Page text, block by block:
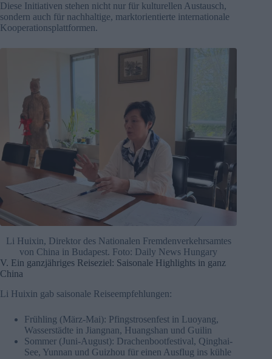
Diese Initiativen stehen nicht nur für kulturellen Austausch,
sondern auch für nachhaltige, marktorientierte internationale
Kooperationsplattformen.
Li Huixin, Direktor des Nationalen Fremdenverkehrsamtes
von China in Budapest. Foto: Daily News Hungary
V. Ein ganzjähriges Reiseziel: Saisonale Highlights in ganz
China
Li Huixin gab saisonale Reiseempfehlungen:
Frühling (März-Mai): Pfingstrosenfest in Luoyang,
Wasserstädte in Jiangnan, Huangshan und Guilin
Sommer (Juni-August): Drachenbootfestival, Qinghai-
See, Yunnan und Guizhou für einen Ausflug ins kühle